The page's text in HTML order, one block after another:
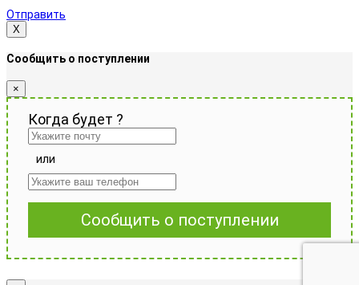
Отправить
Х
Сообщить о поступлении
×
Когда будет ?
или
Сообщить о поступлении